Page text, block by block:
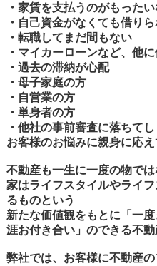
・家賃を支払うのがもった
・自己資金がなくても借り
・転職してまだ間もない
・マイカーローンなど、他
・過去の滞納が心配
・母子家庭の方
・自営業の方
・単身者の方
・他社の事前審査に落ちて
お客様のお悩みに親身に応え
不動産も一生に一度の物では
家はライフスタイルやライ
るものという
新たな価値観をもとに「一
涯お付き合い」のできる不動
弊社では、お客様に不動産